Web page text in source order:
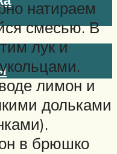
натираем
смесью. В
лук и
лимон и
дольками
в брюшко